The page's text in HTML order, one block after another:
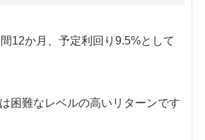
12か月、予定利回り9.5%として
困難なレベルの高いリターンです